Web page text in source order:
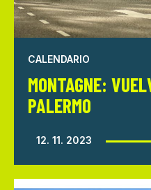
CALENDARIO
MONTAGNE:
PALERMO
12. 11. 2023